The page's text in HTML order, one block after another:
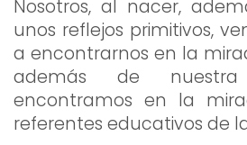
Nosotros, al nacer,
unos reflejos primitivos,
a encontrarnos en la
además de
encontramos en la
referentes educativos de